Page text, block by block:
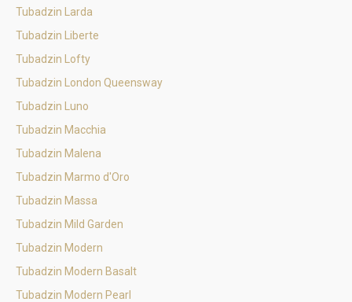
Tubadzin Larda
Tubadzin Liberte
Tubadzin Lofty
Tubadzin London Queensway
Tubadzin Luno
Tubadzin Macchia
Tubadzin Malena
Tubadzin Marmo d'Oro
Tubadzin Massa
Tubadzin Mild Garden
Tubadzin Modern
Tubadzin Modern Basalt
Tubadzin Modern Pearl